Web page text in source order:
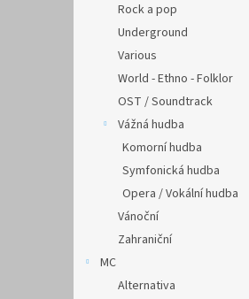
Rock a pop
Underground
Various
World - Ethno - Folklor
OST / Soundtrack
Vážná hudba
Komorní hudba
Symfonická hudba
Opera / Vokální hudba
Vánoční
Zahraniční
MC
Alternativa